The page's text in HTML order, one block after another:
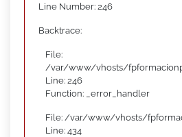
Line Number: 246
Backtrace:
File:
/var/www/vhosts/
Line: 246
Function: _error_handler
File: /var/www/vhosts/
Line: 434